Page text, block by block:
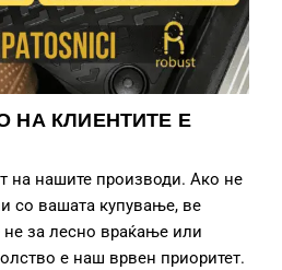
НА КЛИЕНТИТЕ Е
на нашите производи. Ако не
со вашата купување, ве
не за лесно враќање или
е наш врвен приоритет.